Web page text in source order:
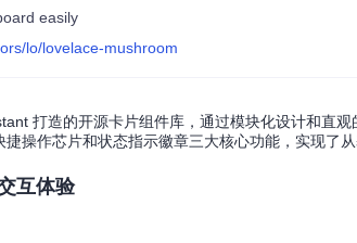
easily
lo/lovelace-mushroom
打造的开源卡片组件库，通过模块化设计和直
操作芯片和状态指示徽章三大核心功能，实现了
互体验